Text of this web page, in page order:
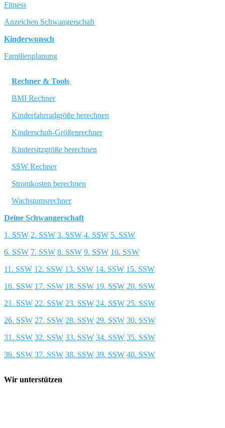
Fitness
Anzeichen Schwangerschaft
Kinderwunsch
Familienplanung
Rechner & Tools
BMI Rechner
Kinderfahrradgröße berechnen
Kinderschuh-Größenrechner
Kindersitzgröße berechnen
SSW Rechner
Stromkosten berechnen
Wachstumsrechner
Deine Schwangerschaft
1. SSW 2. SSW 3. SSW 4. SSW 5. SSW
6. SSW 7. SSW 8. SSW 9. SSW 10. SSW
11. SSW 12. SSW 13. SSW 14. SSW 15. SSW
16. SSW 17. SSW 18. SSW 19. SSW 20. SSW
21. SSW 22. SSW 23. SSW 24. SSW 25. SSW
26. SSW 27. SSW 28. SSW 29. SSW 30. SSW
31. SSW 32. SSW 33. SSW 34. SSW 35. SSW
36. SSW 37. SSW 38. SSW 39. SSW 40. SSW
Wir unterstützen